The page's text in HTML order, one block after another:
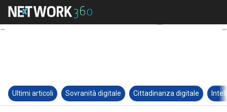
Ultimi articoli Sovranità digitale Cittadinanza digitale